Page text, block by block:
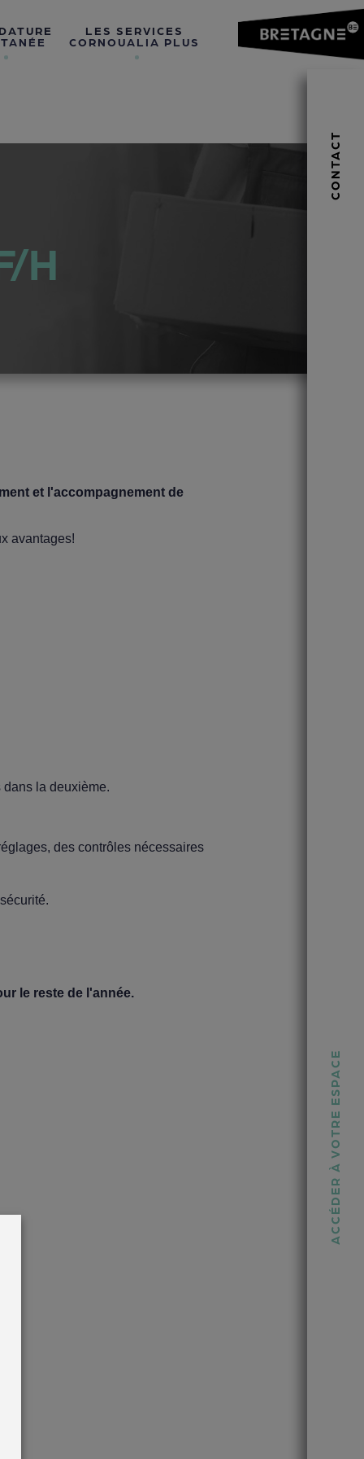
LES SERVICES
CORNOUALIA PLUS
CONTACT
ACCÉDER À VOTRE ESPACE
H
et l'accompagnement de
avantages!
la deuxième.
des contrôles nécessaires
le reste de l'année.